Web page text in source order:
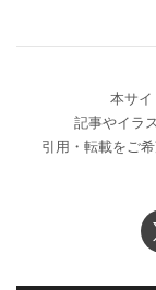
本サイ
記事やイラ
引用・転載をご